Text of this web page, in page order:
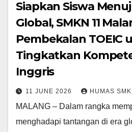
Siapkan Siswa
Global, SMKN 11
Pembekalan TOEIC
Tingkatkan
Inggris
11 JUNE 2026 HUMAS
MALANG – Dalam rangka
menghadapi tantangan di era